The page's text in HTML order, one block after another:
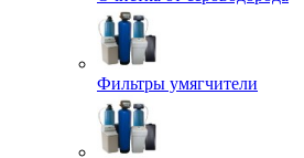
Фильтры умягчители